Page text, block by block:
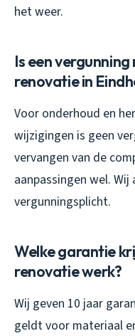
het weer.
Is een
renovatie in
Voor onderhoud en
wijzigingen is geen
vervangen van de
aanpassingen wel.
vergunningsplicht.
Welke garantie
renovatie werk?
Wij geven 10 jaar
geldt voor materiaal